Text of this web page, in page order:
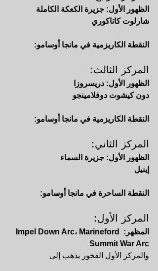
الظهور الأول: جزيرة الكعكة الكاملة
شارلوت كاتاكوري
النقطة الكاريزمية في مانجا أوسامو:
المركز الثالث:
الظهور الأول: دريسروزا
دون كيشوت دوفلامينجو
النقطة الكاريزمية في مانجا أوسامو:
المركز الثاني:
الظهور الأول: جزيرة السماء
إينيل
النقطة الساحرة في مانجا أوسامو:
المركز الأول:
المظهر: Impel Down Arc، Marineford
Summit War Arc
والمركز الأول الفخور يذهب إلى